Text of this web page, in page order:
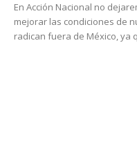
En Acción Nacional no
mejorar las condiciones de
radican fuera de México, ya